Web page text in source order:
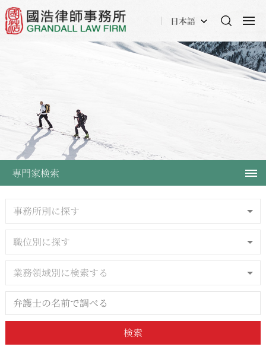
日本語
専門家検索
事務所別に探す
職位別に探す
業務領域別に検索する
検索